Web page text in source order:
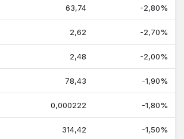
63,74 -2,80%
2,62 -2,70%
2,48 -2,00%
78,43 -1,90%
0,000222 -1,80%
314,42 -1,50%